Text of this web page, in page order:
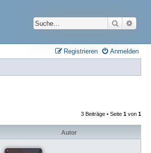
Suche
Anmelden
Registrieren
3 Beiträge • Seite 1 von 1
Autor